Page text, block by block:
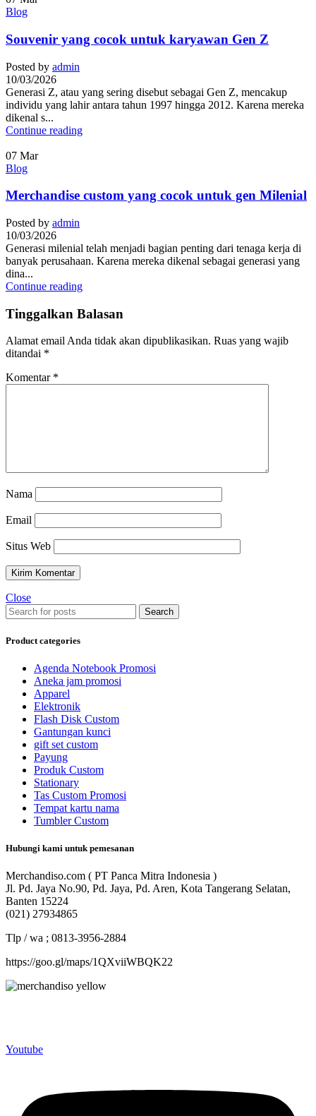
Blog
Souvenir yang cocok untuk karyawan Gen Z
Posted by admin
10/03/2026
Generasi Z, atau yang sering disebut sebagai Gen Z, mencakup
individu yang lahir antara tahun 1997 hingga 2012. Karena mereka
dikenal s...
Continue reading
07 Mar
Blog
Merchandise custom yang cocok untuk gen Milenial
Posted by admin
10/03/2026
Generasi milenial telah menjadi bagian penting dari tenaga kerja di
banyak perusahaan. Karena mereka dikenal sebagai generasi yang
dina...
Continue reading
Tinggalkan Balasan
Alamat email Anda tidak akan dipublikasikan. Ruas yang wajib
ditandai *
Komentar *
Nama
Email
Situs Web
Close
Search
Product categories
Agenda Notebook Promosi
Aneka jam promosi
Apparel
Elektronik
Flash Disk Custom
Gantungan kunci
gift set custom
Payung
Produk Custom
Stationary
Tas Custom Promosi
Tempat kartu nama
Tumbler Custom
Hubungi kami untuk pemesanan
Merchandiso.com ( PT Panca Mitra Indonesia )
Jl. Pd. Jaya No.90, Pd. Jaya, Pd. Aren, Kota Tangerang Selatan,
Banten 15224
(021) 27934865
Tlp / wa ; 0813-3956-2884
https://goo.gl/maps/1QXviiWBQK22
Youtube